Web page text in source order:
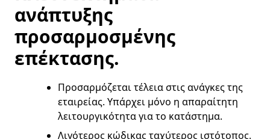
ανάπτυξης
προσαρμοσμένης
επέκτασης.
Προσαρμόζεται τέλεια στις ανάγκες της
εταιρείας. Υπάρχει μόνο η απαραίτητη
λειτουργικότητα για το κατάστημα.
Λιγότερος κώδικας ταχύτερος ιστότοπος.